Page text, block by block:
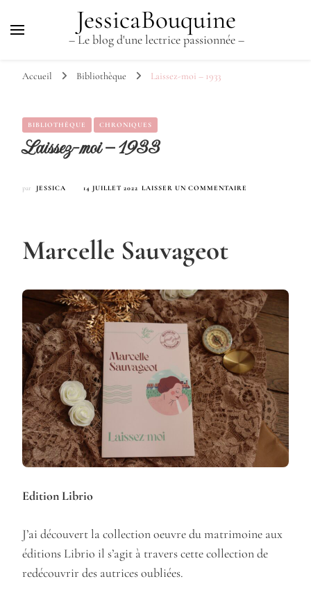
JessicaBouquine
– Le blog d'une lectrice passionnée –
Accueil Bibliothèque Laissez-moi – 1933
BIBLIOTHÈQUE CHRONIQUES
Laissez-moi – 1933
par JESSICA 14 JUILLET 2022 LAISSER UN COMMENTAIRE
Marcelle Sauvageot
Edition Librio
J’ai découvert la collection oeuvre du matrimoine aux
éditions Librio il s’agit à travers cette collection de
redécouvrir des autrices oubliées.